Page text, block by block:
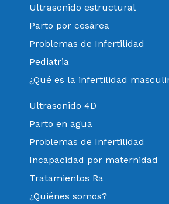
Ultrasonido estructural
Parto por cesárea
Problemas de Infertilidad
Pediatria
¿Qué es la infertilidad
Ultrasonido 4D
Parto en agua
Problemas de Infertilidad
Incapacidad por maternidad
Tratamientos Ra
¿Quiénes somos?